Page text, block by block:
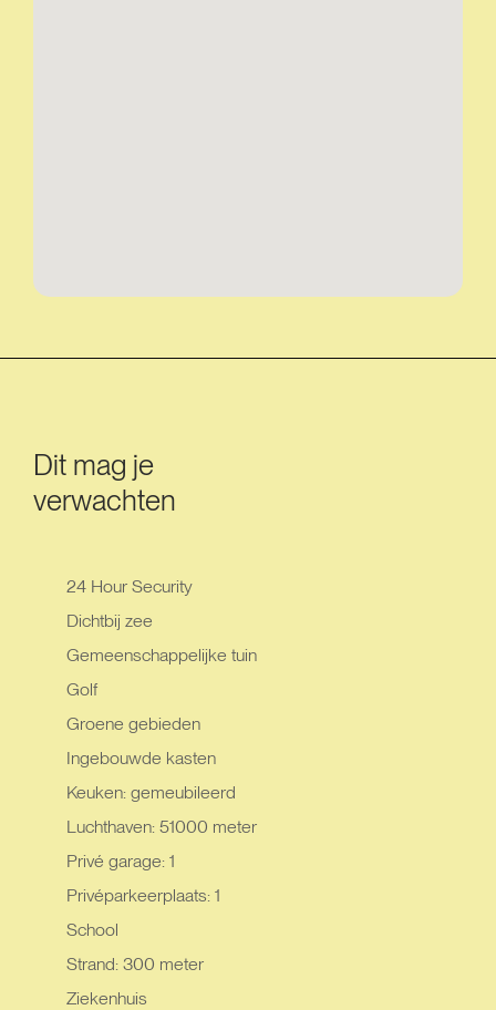
Dit mag je
verwachten
24 Hour Security
Dichtbij zee
Gemeenschappelijke tuin
Golf
Groene gebieden
Ingebouwde kasten
Keuken: gemeubileerd
Luchthaven: 51000 meter
Privé garage: 1
Privéparkeerplaats: 1
School
Strand: 300 meter
Ziekenhuis